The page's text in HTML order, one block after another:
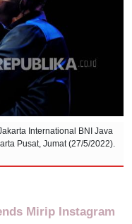
International BNI Java
Pusat, Jumat (27/5/2022).
Mirip Instagram